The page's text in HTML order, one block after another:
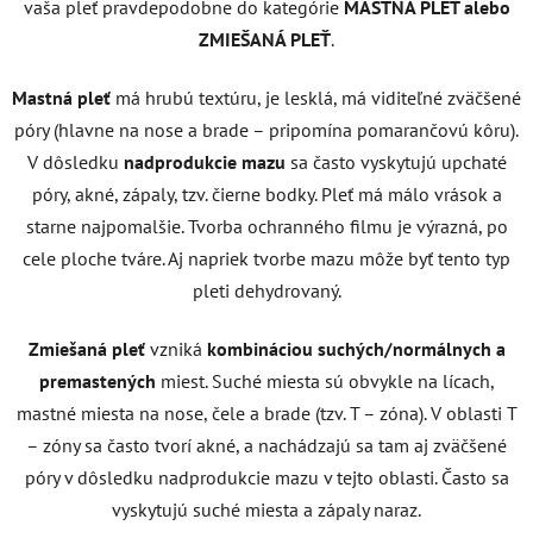
vaša pleť pravdepodobne do kategórie MASTNÁ PLEŤ alebo
ZMIEŠANÁ PLEŤ.
Mastná pleť má hrubú textúru, je lesklá, má viditeľné zväčšené
póry (hlavne na nose a brade – pripomína pomarančovú kôru).
V dôsledku nadprodukcie mazu sa často vyskytujú upchaté
póry, akné, zápaly, tzv. čierne bodky. Pleť má málo vrások a
starne najpomalšie. Tvorba ochranného filmu je výrazná, po
cele ploche tváre. Aj napriek tvorbe mazu môže byť tento typ
pleti dehydrovaný.
Zmiešaná pleť vzniká kombináciou suchých/normálnych a
premastených miest. Suché miesta sú obvykle na lícach,
mastné miesta na nose, čele a brade (tzv. T – zóna). V oblasti T
– zóny sa často tvorí akné, a nachádzajú sa tam aj zväčšené
póry v dôsledku nadprodukcie mazu v tejto oblasti. Často sa
vyskytujú suché miesta a zápaly naraz.